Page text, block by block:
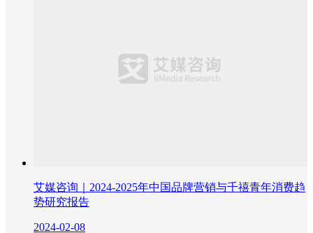
艾媒咨询｜2024-2025年中国品牌营销与千禧青年消费趋
势研究报告
2024-02-08